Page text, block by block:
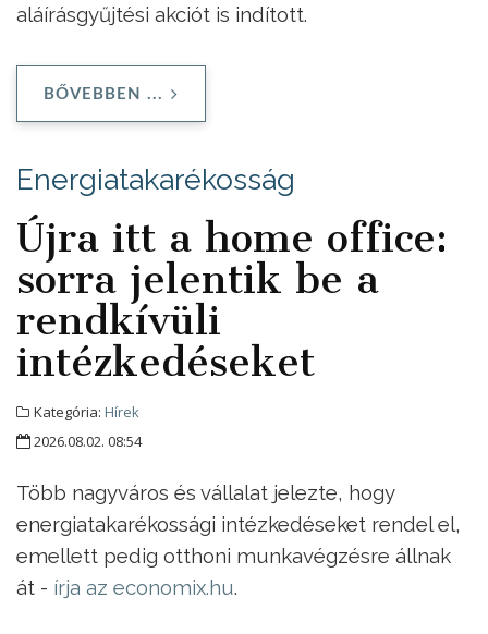
aláírásgyűjtési akciót is indított.
BŐVEBBEN ...
Energiatakarékosság
Újra itt a home office:
sorra jelentik be a
rendkívüli
intézkedéseket
Kategória: Hírek
2026.08.02. 08:54
Több nagyváros és vállalat jelezte, hogy
energiatakarékossági intézkedéseket rendel el,
emellett pedig otthoni munkavégzésre állnak
át - írja az economix.hu.